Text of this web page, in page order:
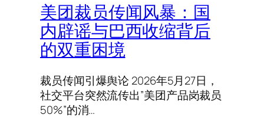
美团裁员传闻风暴：国
内辟谣与巴西收缩背后
的双重困境
裁员传闻引爆舆论 2026年5月27日，
社交平台突然流传出”美团产品岗裁员
50%”的消…